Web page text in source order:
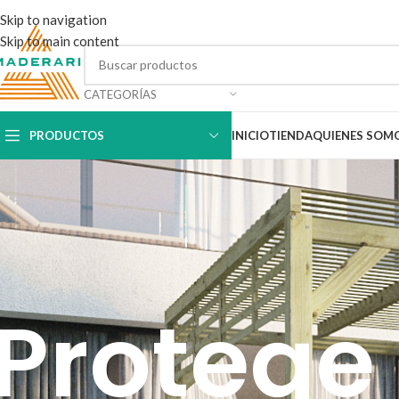
Skip to navigation
Skip to main content
CATEGORÍAS
PRODUCTOS INICIOTIENDAQUIENES